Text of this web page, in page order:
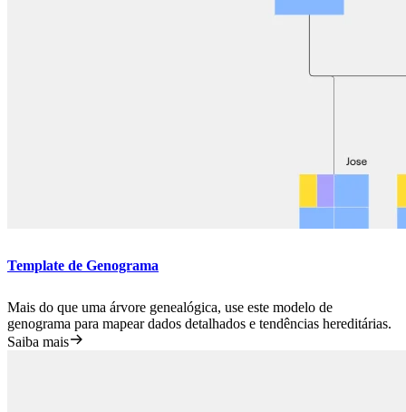
Template de Genograma
Mais do que uma árvore genealógica, use este modelo de
genograma para mapear dados detalhados e tendências hereditárias.
Saiba mais